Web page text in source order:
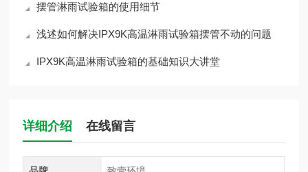
摆管淋雨试验箱的使用细节
浅述如何解决IPX9K高温淋雨试验箱摆管不动的问题
IPX9K高温淋雨试验箱的基础知识大讲堂
详细介绍 在线留言